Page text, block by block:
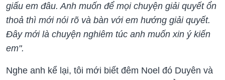
giấu em đâu. Anh muốn để mọi chuyện giải quyết ổn
thoả thì mới nói rõ và bàn với em hướng giải quyết.
Đây mới là chuyện nghiêm túc anh muốn xin ý kiến
em".
Nghe anh kể lại, tôi mới biết đêm Noel đó Duyên và